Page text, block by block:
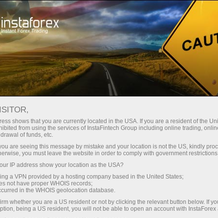
InstaForex билан сиз ҳақиқатан
эга бўласиз: 1:5000 гача кредит
елкаси, бозордаги энг яхши
спред ва комиссиялардан бири,
шунингдек акциялар ва
индекслар билан савдо қилиш
учун қулай шартлар.
Кичик
Ҳар бир депозит учун
30% бонус
Савдода
ва трассада тезлик
shows that you are currently located in the USA. If you are a resident of the
from using the services of InstaFintech Group including online trading,
of funds, etc.
are seeing this message by mistake and your location is not the US, kindly
you must leave the website in order to comply with government
IP address show your location as the USA?
a VPN provided by a hosting company based in the United States;
not have proper WHOIS records;
in the WHOIS geolocation database.
whether you are a US resident or not by clicking the relevant button below. If
being a US resident, you will not be able to open an account with InstaForex